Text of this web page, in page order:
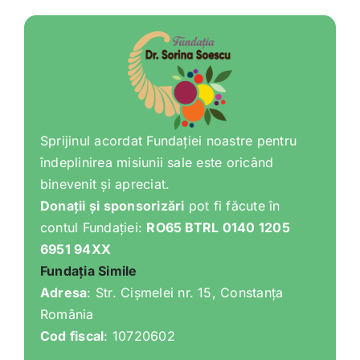
Tratamente naturale
Iubim fructele
Sprijinul acordat Fundației noastre pentru
îndeplinirea misiunii sale este oricând
binevenit și apreciat.
Donații și sponsorizări pot fi făcute în
contul Fundației: RO65 BTRL 0140 1205
6951 94XX
Fundația Simile
Adresa: Str. Cișmelei nr. 15, Constanța
România
Cod fiscal: 10720602